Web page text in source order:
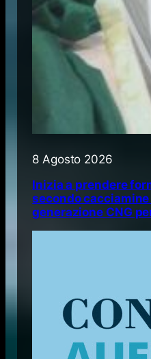
8 Agosto 2026
Inizia a prendere
secondo
generazione CNG